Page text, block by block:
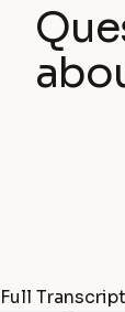
Full